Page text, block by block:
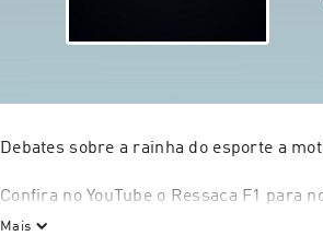
Debates sobre a rainha do esporte a
Confira no YouTube o Ressaca F1 para
Mais